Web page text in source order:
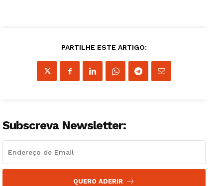
PARTILHE ESTE ARTIGO:
Subscreva Newsletter:
QUERO ADERIR